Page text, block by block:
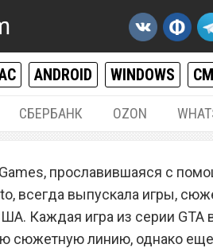
ANDROID WINDOWS
СБЕРБАНК OZON
6 будут
в Токио
прославившаяся с
всегда выпускала игры,
Каждая игра из серии GTA
сюжетную линию, однако